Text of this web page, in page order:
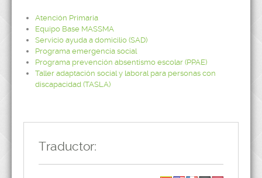
Atención Primaria
Equipo Base MASSMA
Servicio ayuda a domicilio (SAD)
Programa emergencia social
Programa prevención absentismo escolar (PPAE)
Taller adaptación social y laboral para personas con
discapacidad (TASLA)
Traductor: